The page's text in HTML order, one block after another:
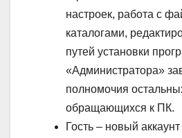
настроек, работа с
каталогами,
путей установки
«Администратора»
полномочия
обращающихся к ПК.
Гость – новый